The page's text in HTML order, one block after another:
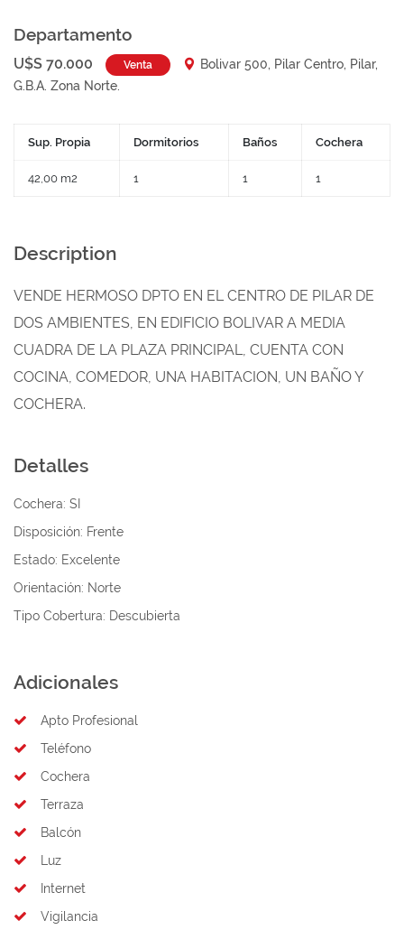
Departamento
U$S 70.000 Venta
Bolivar 500, Pilar Centro, Pilar,
G.B.A. Zona Norte.
Sup. Propia Dormitorios Baños Cochera
42,00 m2 1 1 1
Description
VENDE HERMOSO DPTO EN EL CENTRO DE PILAR DE
DOS AMBIENTES, EN EDIFICIO BOLIVAR A MEDIA
CUADRA DE LA PLAZA PRINCIPAL, CUENTA CON
COCINA, COMEDOR, UNA HABITACION, UN BAÑO Y
COCHERA.
Detalles
Cochera: SI
Disposición: Frente
Estado: Excelente
Orientación: Norte
Tipo Cobertura: Descubierta
Adicionales
Apto Profesional
Teléfono
Cochera
Terraza
Balcón
Luz
Internet
Vigilancia